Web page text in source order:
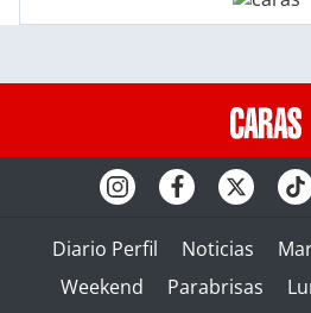
Diario Perfil Noticias
Weekend
Parabrisas